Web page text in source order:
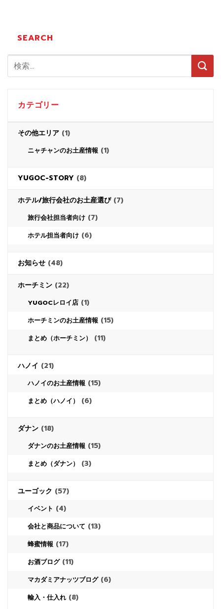
SEARCH
カテゴリー
その他エリア (1)
ニャチャンのお土産情報 (1)
YUGOC-STORY (8)
ホテル/旅行会社のお土産選び(7)
旅行会社担当者向け (7)
ホテル担当者向け (6)
お知らせ (48)
ホーチミン (22)
YUGOCレロイ店 (1)
ホーチミンのお土産情報 (15)
まとめ（ホーチミン） (11)
ハノイ (21)
ハノイのお土産情報 (15)
まとめ（ハノイ） (6)
ダナン (18)
ダナンのお土産情報 (15)
まとめ（ダナン） (3)
ユーゴック (57)
イベント (4)
会社と商品について (13)
蜂蜜情報 (17)
お酒ブログ(11)
マカダミアナッツブログ(6)
輸入・仕入れ (8)